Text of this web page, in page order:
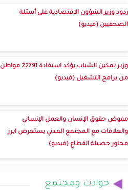
ردود وزير الشؤون الاقتصادية على أسئلة
الصحفيين (فيديو)
وزير تمكين الشباب يؤكد استفادة 22791 مواطن
من برامج التشغيل (فيديو)
مفوض حقوق الإنسان والعمل الإنساني
والعلاقات مع المجتمع المدني يستعرض ابرز
محاور حصيلة القطاع (فيديو)
حوادث ومجتمع